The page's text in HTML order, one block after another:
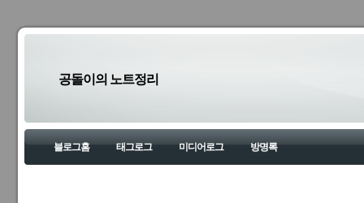
공돌이의 노트정리
블로그홈 태그로그 미디어로그 방명록